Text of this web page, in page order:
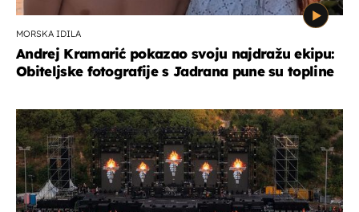
MORSKA IDILA
Andrej Kramarić pokazao svoju najdražu ekipu:
Obiteljske fotografije s Jadrana pune su topline